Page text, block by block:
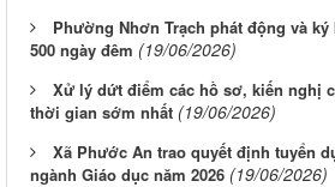
Phường Nhơn Trạch phát động và
500 ngày đêm (19/06/2026)
Xử lý dứt điểm các hồ sơ, kiến nghị
thời gian sớm nhất (19/06/2026)
Xã Phước An trao quyết định tuyển
ngành Giáo dục năm 2026 (19/06/2026)